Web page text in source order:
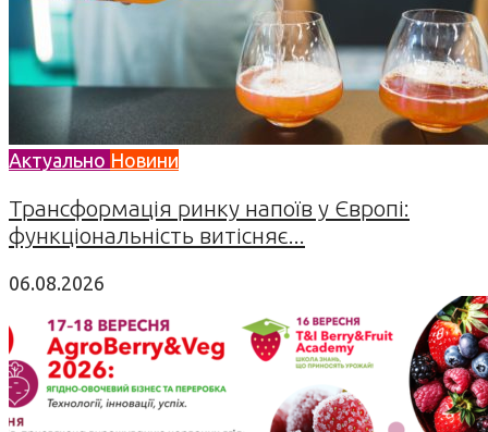
Актуально Новини
Трансформація ринку напоїв у Європі:
функціональність витісняє...
06.08.2026